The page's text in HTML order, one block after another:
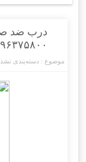
درب ضد
۰۹۱۹۶۳۷۵۸۰۰-
موضوع : دسته‌بندی